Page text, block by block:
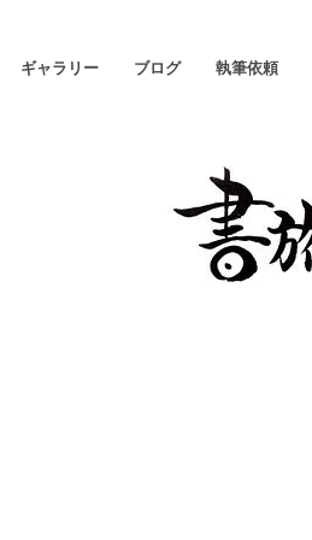
ギャラリー ブログ 執筆依頼